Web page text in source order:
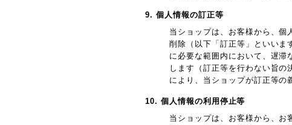
9. 個人情報の訂正等
当ショップは、お客様から、個
削除（以下「訂正等」といいま
に必要な範囲内において、遅滞
します（訂正等を行わない旨
により、当ショップが訂正等の
10. 個人情報の利用停止等
当ショップは、お客様から、お